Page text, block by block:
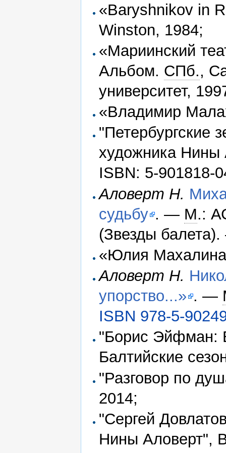
«Baryshnikov in
Winston, 1984;
«Мариинский
Альбом. СПб.,
университет,
«Владимир
"Петербургские
художника Нины
ISBN: 5-901818-
Аловерт Н.
судьбу . — М.:
(Звезды
«Юлия
Аловерт Н.
упорство...» . —
ISBN 978-5-
"Борис Эйфман:
Балтийские
"Разговор по
2014;
"Сергей
Нины Аловерт",